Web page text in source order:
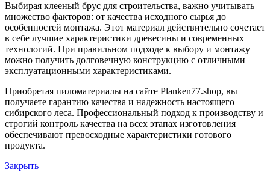
Выбирая клееный брус для строительства, важно учитывать
множество факторов: от качества исходного сырья до
особенностей монтажа. Этот материал действительно сочетает
в себе лучшие характеристики древесины и современных
технологий. При правильном подходе к выбору и монтажу
можно получить долговечную конструкцию с отличными
эксплуатационными характеристиками.
Приобретая пиломатериалы на сайте Planken77.shop, вы
получаете гарантию качества и надежность настоящего
сибирского леса. Профессиональный подход к производству и
строгий контроль качества на всех этапах изготовления
обеспечивают превосходные характеристики готового
продукта.
Закрыть